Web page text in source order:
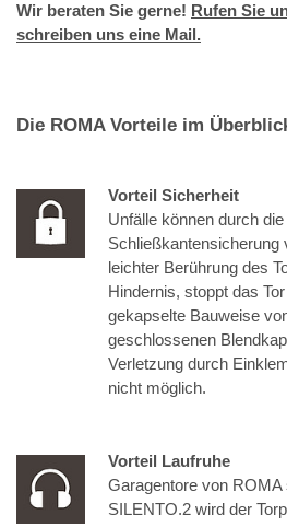
Wir beraten Sie gerne! Rufen Sie
schreiben uns eine Mail.
Die ROMA Vorteile im
Vorteil Sicherheit
Unfälle können durch
Schließkantensicherung
leichter Berührung des
Hindernis, stoppt das
gekapselte Bauweise
geschlossenen
Verletzung durch
nicht möglich.
Vorteil Laufruhe
Garagentore von
SILENTO.2 wird der